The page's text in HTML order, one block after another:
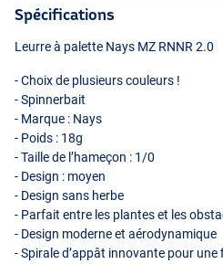
Spécifications
Leurre à palette Nays MZ RNNR2.0
- Choix de plusieurs couleurs !
- Spinnerbait
- Marque : Nays
- Poids : 18g
- Taille de l’hameçon : 1/0
- Design : moyen
- Design sans herbe
- Parfait entre les plantes et les
- Design moderne et aérodynamique
- Spirale d’appât innovante pour